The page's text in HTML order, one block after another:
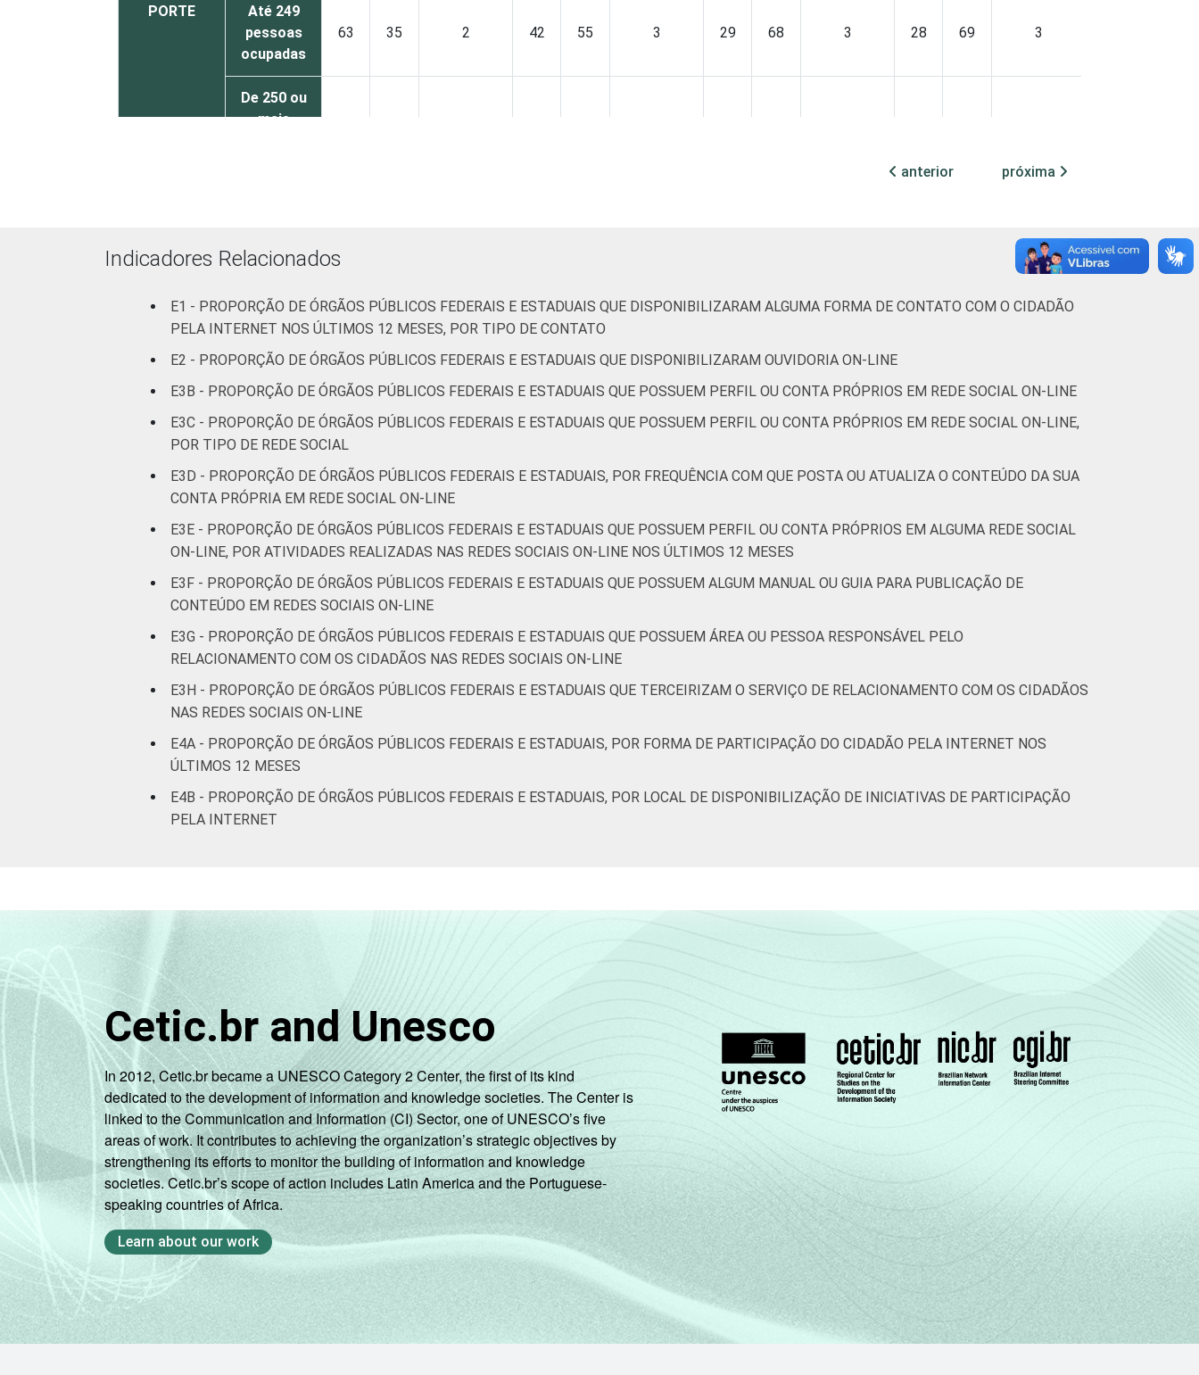
PORTE
Até 249
pessoas
ocupadas
63 35 2 42 55 3 29 68 3 28 69 3
De 250 ou
mais
anterior próxima
Indicadores Relacionados
E1 - PROPORÇÃO DE ÓRGÃOS PÚBLICOS FEDERAIS E ESTADUAIS QUE DISPONIBILIZARAM ALGUMA FORMA DE CONTATO COM O CIDADÃO
PELA INTERNET NOS ÚLTIMOS 12 MESES, POR TIPO DE CONTATO
E2 - PROPORÇÃO DE ÓRGÃOS PÚBLICOS FEDERAIS E ESTADUAIS QUE DISPONIBILIZARAM OUVIDORIA ON-LINE
E3B - PROPORÇÃO DE ÓRGÃOS PÚBLICOS FEDERAIS E ESTADUAIS QUE POSSUEM PERFIL OU CONTA PRÓPRIOS EM REDE SOCIAL ON-LINE
E3C - PROPORÇÃO DE ÓRGÃOS PÚBLICOS FEDERAIS E ESTADUAIS QUE POSSUEM PERFIL OU CONTA PRÓPRIOS EM REDE SOCIAL ON-LINE,
POR TIPO DE REDE SOCIAL
E3D - PROPORÇÃO DE ÓRGÃOS PÚBLICOS FEDERAIS E ESTADUAIS, POR FREQUÊNCIA COM QUE POSTA OU ATUALIZA O CONTEÚDO DA SUA
CONTA PRÓPRIA EM REDE SOCIAL ON-LINE
E3E - PROPORÇÃO DE ÓRGÃOS PÚBLICOS FEDERAIS E ESTADUAIS QUE POSSUEM PERFIL OU CONTA PRÓPRIOS EM ALGUMA REDE SOCIAL
ON-LINE, POR ATIVIDADES REALIZADAS NAS REDES SOCIAIS ON-LINE NOS ÚLTIMOS 12 MESES
E3F - PROPORÇÃO DE ÓRGÃOS PÚBLICOS FEDERAIS E ESTADUAIS QUE POSSUEM ALGUM MANUAL OU GUIA PARA PUBLICAÇÃO DE
CONTEÚDO EM REDES SOCIAIS ON-LINE
E3G - PROPORÇÃO DE ÓRGÃOS PÚBLICOS FEDERAIS E ESTADUAIS QUE POSSUEM ÁREA OU PESSOA RESPONSÁVEL PELO
RELACIONAMENTO COM OS CIDADÃOS NAS REDES SOCIAIS ON-LINE
E3H - PROPORÇÃO DE ÓRGÃOS PÚBLICOS FEDERAIS E ESTADUAIS QUE TERCEIRIZAM O SERVIÇO DE RELACIONAMENTO COM OS CIDADÃOS
NAS REDES SOCIAIS ON-LINE
E4A - PROPORÇÃO DE ÓRGÃOS PÚBLICOS FEDERAIS E ESTADUAIS, POR FORMA DE PARTICIPAÇÃO DO CIDADÃO PELA INTERNET NOS
ÚLTIMOS 12 MESES
E4B - PROPORÇÃO DE ÓRGÃOS PÚBLICOS FEDERAIS E ESTADUAIS, POR LOCAL DE DISPONIBILIZAÇÃO DE INICIATIVAS DE PARTICIPAÇÃO
PELA INTERNET
Cetic.br and Unesco
In 2012, Cetic.br became a UNESCO Category 2 Center, the first of its kind
dedicated to the development of information and knowledge societies. The Center is
linked to the Communication and Information (CI) Sector, one of UNESCO’s five
areas of work. It contributes to achieving the organization’s strategic objectives by
strengthening its efforts to monitor the building of information and knowledge
societies. Cetic.br’s scope of action includes Latin America and the Portuguese-
speaking countries of Africa.
Learn about our work